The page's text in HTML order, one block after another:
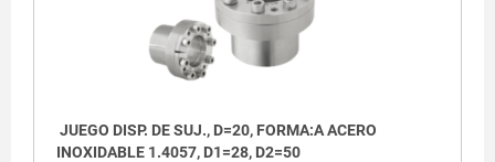
JUEGO DISP. DE SUJ., D=20, FORMA:A ACERO
INOXIDABLE 1.4057, D1=28, D2=50